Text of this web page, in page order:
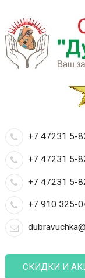
+7 47231 5-
+7 47231 5-
+7 47231 5-
+7 910 325-
СКИДКИ И